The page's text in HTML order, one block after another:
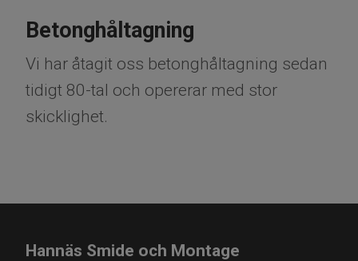
Betonghåltagning
Vi har åtagit oss betonghåltagning sedan
tidigt 80-tal och opererar med stor
skicklighet.
Hannäs Smide och Montage